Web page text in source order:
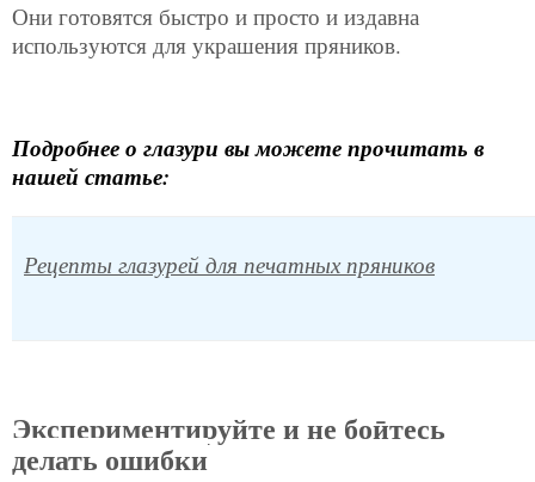
Они готовятся быстро и просто и издавна
используются для украшения пряников.
Подробнее о глазури вы можете прочитать в
нашей статье:
Рецепты глазурей для печатных пряников
Экспериментируйте и не боӣтесь
делать ошибки